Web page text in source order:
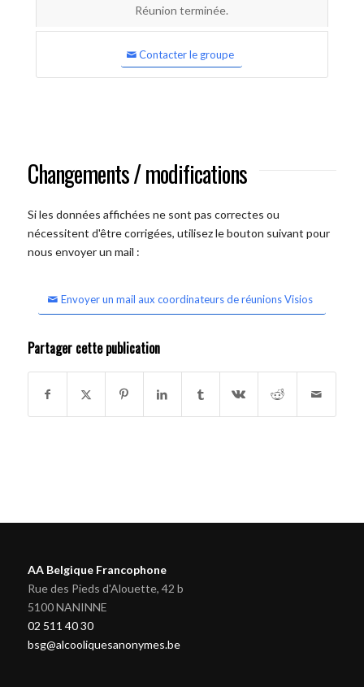
Réunion terminée.
Contacter le groupe
Changements / modifications
Si les données affichées ne sont pas correctes ou
nécessitent d'être corrigées, utilisez le bouton suivant pour
nous envoyer un mail :
Envoyer un mail aux coordinateurs de réunions Visios
Partager cette publication
AA Belgique Francophone
Rue des Pieds d'Alouette, 42 b
5100 NANINNE
02 511 40 30
bsg@alcooliquesanonymes.be